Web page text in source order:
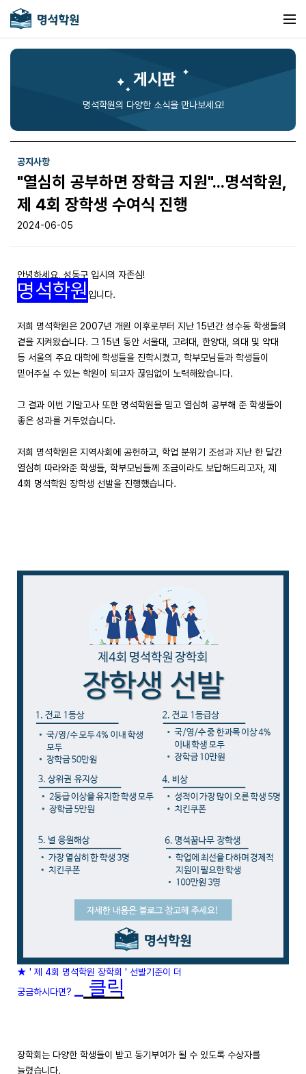
게시판
명석학원의 다양한 소식을 만나보세요!
공지사항
"열심히 공부하면 장학금 지원"...명석학원,
제 4회 장학생 수여식 진행
2024-06-05
안녕하세요, 성동구 입시의 자존심!
명석학원 입니다.
저희 명석학원은 2007년 개원 이후로부터 지난 15년간 성수동 학생들의
곁을 지켜왔습니다. 그 15년 동안 서울대, 고려대, 한양대, 의대 및 약대
등 서울의 주요 대학에 학생들을 진학시켰고, 학부모님들과 학생들이
믿어주실 수 있는 학원이 되고자 끊임없이 노력해왔습니다.
그 결과 이번 기말고사 또한 명석학원을 믿고 열심히 공부해 준 학생들이
좋은 성과를 거두었습니다.
저희 명석학원은 지역사회에 공헌하고, 학업 분위기 조성과 지난 한 달간
열심히 따라와준 학생들, 학부모님들께 조금이라도 보답해드리고자, 제
4회 명석학원 장학생 선발을 진행했습니다.
★ ' 제 4회 명석학원 장학회 ' 선발기준이 더
궁금하시다면?
클릭
장학회는 다양한 학생들이 받고 동기부여가 될 수 있도록 수상자를
늘렸습니다.